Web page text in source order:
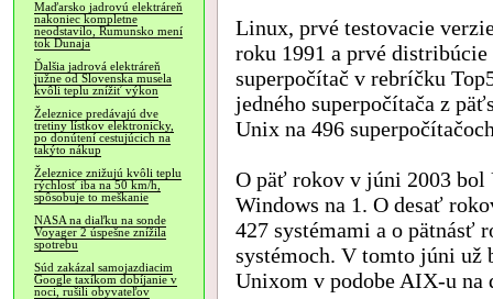
Maďarsko jadrovú elektráreň
nakoniec kompletne
neodstavilo, Rumunsko mení
tok Dunaja
Ďalšia jadrová elektráreň
južne od Slovenska musela
kvôli teplu znížiť výkon
Železnice predávajú dve
tretiny lístkov elektronicky,
po donútení cestujúcich na
takýto nákup
Železnice znižujú kvôli teplu
rýchlosť iba na 50 km/h,
spôsobuje to meškanie
NASA na diaľku na sonde
Voyager 2 úspešne znížila
spotrebu
Súd zakázal samojazdiacim
Google taxíkom dobíjanie v
noci, rušili obyvateľov
Linux, prvé testovacie
roku 1991 a prvé
superpočítač v rebríčku
jedného superpočítača z
Unix na 496
O päť rokov v júni 2003 bol
Windows na 1. O desať
427 systémami a o pätnásť
systémoch. V tomto júni už
Unixom v podobe AIX-u na